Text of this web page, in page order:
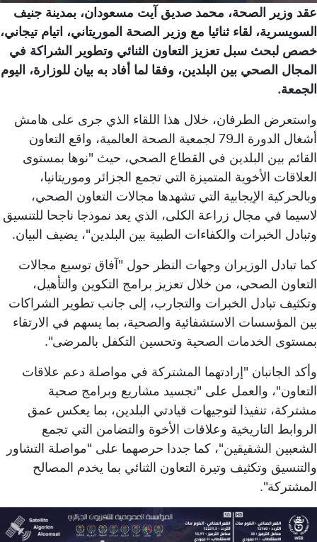
عقد وزير الصحة، محمد صديق آيت مسعودان، بمدينة جنيف
السويسرية، لقاء ثنائيا مع وزير الصحة الموريتاني، اتيام تيجاني،
خصص لبحث سبل تعزيز التعاون الثنائي وتطوير الشراكة في
المجال الصحي بين البلدين، وفقا لما أفاد به بيان للوزارة، اليوم
الجمعة.
واستعرض الطرفان، خلال هذا اللقاء الذي جرى على هامش
أشغال الدورة الـ79 لجمعية الصحة العالمية، واقع التعاون
القائم بين البلدين في القطاع الصحي، حيث "نوها بمستوى
العلاقات الأخوية المتميزة التي تجمع الجزائر وموريتانيا،
وبالحركية الإيجابية التي تشهدها مجالات التعاون الصحي،
لاسيما في مجال زراعة الكلى، الذي يعد نموذجا ناجحا للتنسيق
وتبادل الخبرات والكفاءات الطبية بين البلدين"، يضيف البيان.
كما تبادل الوزيران وجهات النظر حول "آفاق توسيع مجالات
التعاون الصحي، من خلال تعزيز برامج التكوين والتأهيل،
وتكثيف تبادل الخبرات والتجارب، إلى جانب تطوير الشراكات
بين المؤسسات الاستشفائية والصحية، بما يسهم في الارتقاء
بمستوى الخدمات الصحية وتحسين التكفل بالمرضى".
وأكد الجانبان "إرادتهما المشتركة في مواصلة دعم علاقات
التعاون"، والعمل على "تجسيد مشاريع وبرامج صحية
مشتركة، تنفيذا لتوجيهات قيادتي البلدين، بما يعكس عمق
الروابط التاريخية وعلاقات الأخوة والتضامن التي تجمع
الشعبين الشقيقين"، كما جددا حرصهما على "مواصلة التشاور
والتنسيق وتكثيف وتيرة التعاون الثنائي بما يخدم المصالح
المشتركة".